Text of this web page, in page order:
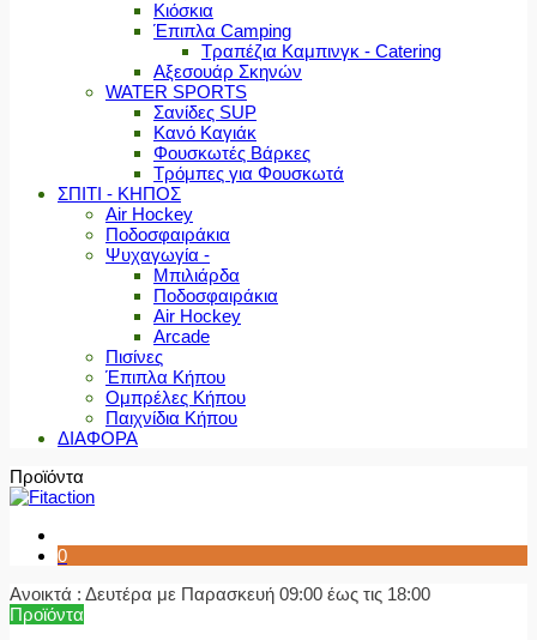
Κιόσκια
Έπιπλα Camping
Τραπέζια Καμπινγκ - Catering
Αξεσουάρ Σκηνών
WATER SPORTS
Σανίδες SUP
Κανό Καγιάκ
Φουσκωτές Βάρκες
Τρόμπες για Φουσκωτά
ΣΠΙΤΙ - ΚΗΠΟΣ
Air Hockey
Ποδοσφαιράκια
Ψυχαγωγία -
Μπιλιάρδα
Ποδοσφαιράκια
Air Hockey
Arcade
Πισίνες
Έπιπλα Κήπου
Ομπρέλες Κήπου
Παιχνίδια Κήπου
ΔΙΑΦΟΡΑ
Προϊόντα
0
Ανοικτά : Δευτέρα με Παρασκευή 09:00 έως τις 18:00
Προϊόντα